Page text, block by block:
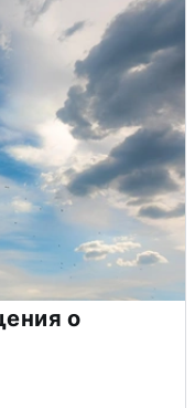
о